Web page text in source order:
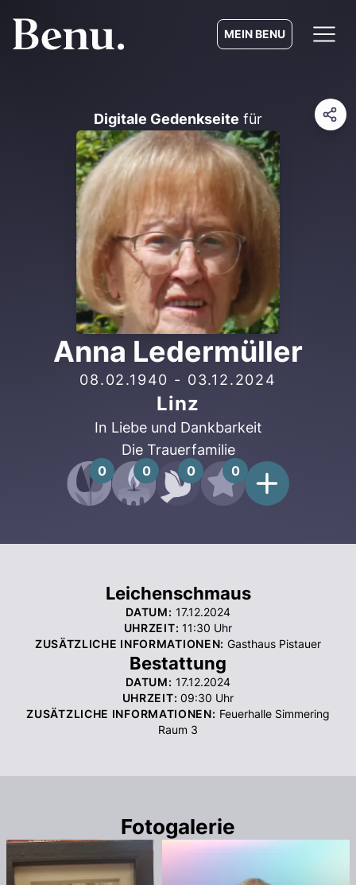
MEIN BENU
Digitale Gedenkseite für
Anna Ledermüller
08.02.1940 - 03.12.2024
Linz
In Liebe und Dankbarkeit
Die Trauerfamilie
0 0 0 0
Leichenschmaus
DATUM: 17.12.2024
UHRZEIT: 11:30 Uhr
ZUSÄTZLICHE INFORMATIONEN: Gasthaus Pistauer
Bestattung
DATUM: 17.12.2024
UHRZEIT: 09:30 Uhr
ZUSÄTZLICHE INFORMATIONEN: Feuerhalle Simmering
Raum 3
Fotogalerie